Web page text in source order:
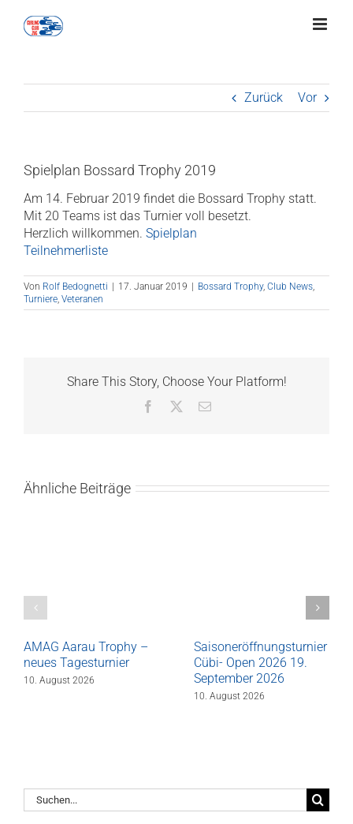
Inhalt
Zurück Vor
Spielplan Bossard Trophy 2019
Am 14. Februar 2019 findet die Bossard Trophy statt.
Mit 20 Teams ist das Turnier voll besetzt.
Herzlich willkommen. Spielplan
Teilnehmerliste
Von Rolf Bedognetti 17. Januar 2019 Bossard Trophy, Club News,
Turniere, Veteranen
Share This Story, Choose Your Platform!
Facebook
E-
Ähnliche Beiträge
AMAG Aarau Trophy –
neues Tagesturnier
10. August 2026
Saisoneröffnungsturnier
Cübi- Open 2026 19.
September 2026
10. August 2026
Suche
nach: